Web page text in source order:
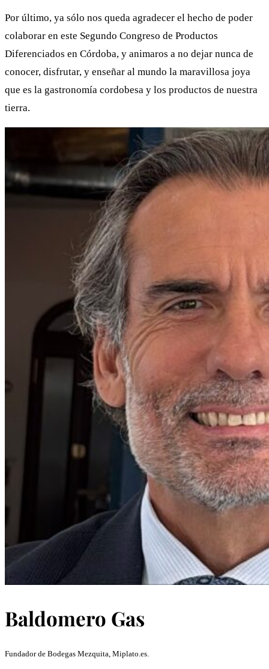
Por último, ya sólo nos queda agradecer el hecho de poder
colaborar en este Segundo Congreso de Productos
Diferenciados en Córdoba, y animaros a no dejar nunca de
conocer, disfrutar, y enseñar al mundo la maravillosa joya
que es la gastronomía cordobesa y los productos de nuestra
tierra.
Baldomero Gas
Fundador de Bodegas Mezquita, Miplato.es.